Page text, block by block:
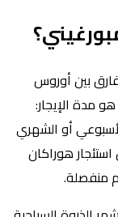
بين أوروس
مدة الإيجار:
أو الشهري
هوراكان
منفصلة.